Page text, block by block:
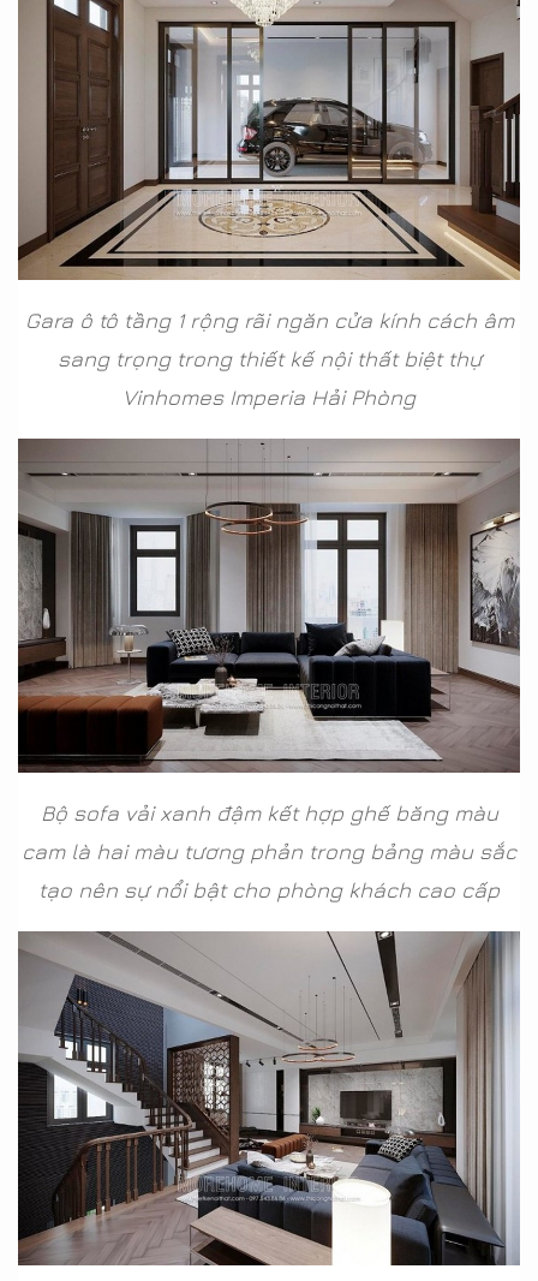
Gara ô tô tầng 1 rộng rãi ngăn cửa kính cách âm
sang trọng trong thiết kế nội thất biệt thự
Vinhomes Imperia Hải Phòng
Bộ sofa vải xanh đậm kết hợp ghế băng màu
cam là hai màu tương phản trong bảng màu sắc
tạo nên sự nổi bật cho phòng khách cao cấp